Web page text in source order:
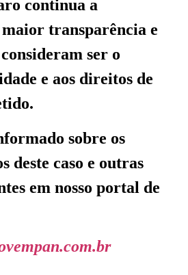
continua a
transparência e
ser o
e aos direitos de
sobre os
deste caso e outras
em nosso portal de